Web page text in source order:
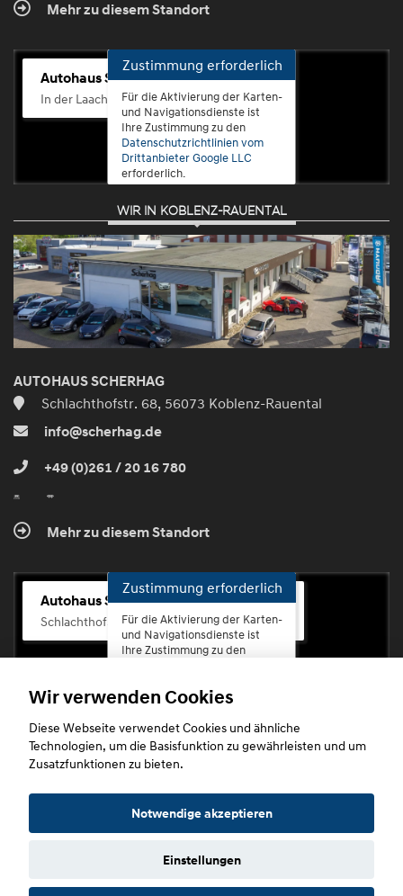
Mehr zu diesem Standort
Autohaus Scherhag
In der Laach 76, 56072 Koblenz-Güls
Zustimmung erforderlich
Für die Aktivierung der Karten-
und Navigationsdienste ist
Ihre Zustimmung zu den
Datenschutzrichtlinien vom
Drittanbieter Google LLC
erforderlich.
Zustimmen
und
aktivieren
WIR IN KOBLENZ-RAUENTAL
AUTOHAUS SCHERHAG
Schlachthofstr. 68, 56073 Koblenz-Rauental
info@scherhag.de
+49 (0)261 / 20 16 780
Mehr zu diesem Standort
Autohaus Scherhag
Schlachthofstr. 68, 56073 Koblenz-Rauental
Zustimmung erforderlich
Für die Aktivierung der Karten-
und Navigationsdienste ist
Ihre Zustimmung zu den
erforderlich.
Zustimmen
Wir verwenden Cookies
Diese Webseite verwendet Cookies und ähnliche
Technologien, um die Basisfunktion zu gewährleisten und um
Zusatzfunktionen zu bieten.
Notwendige akzeptieren
Einstellungen